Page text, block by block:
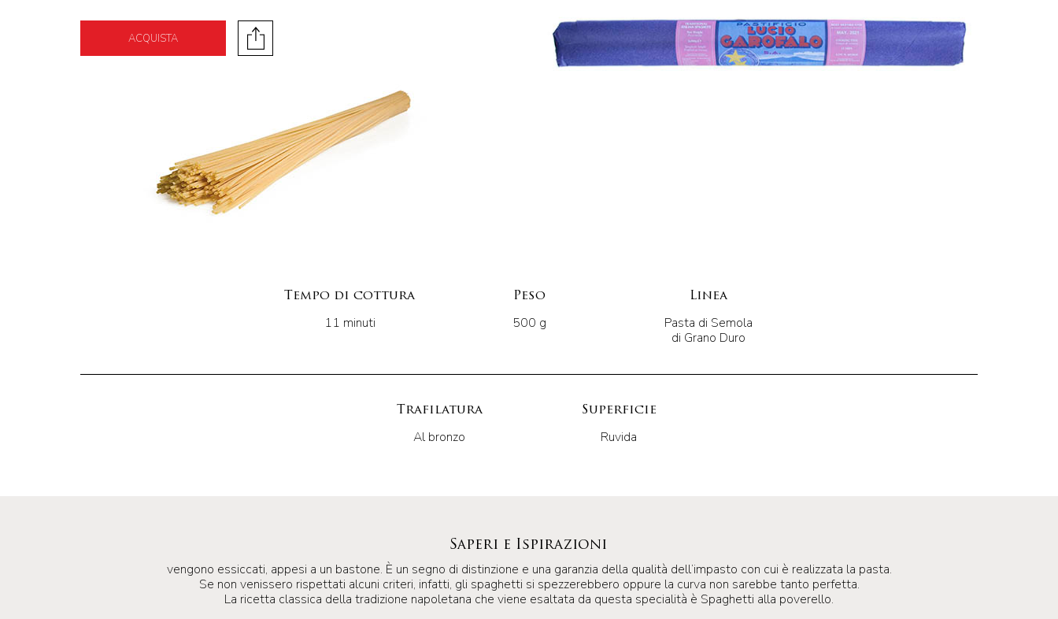
ACQUISTA
Tempo di cottura
11 minuti
Peso
500 g
Linea
Pasta di Semola
di Grano Duro
Trafilatura
Al bronzo
Superficie
Ruvida
Saperi e Ispirazioni
vengono essiccati, appesi a un bastone. È un segno di distinzione e una garanzia della qualità dell’impasto con cui è realizzata la pasta.
Se non venissero rispettati alcuni criteri, infatti, gli spaghetti si spezzerebbero oppure la curva non sarebbe tanto perfetta.
La ricetta classica della tradizione napoletana che viene esaltata da questa specialità è Spaghetti alla poverello.